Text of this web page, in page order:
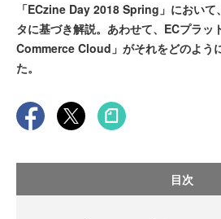
「ECzine Day 2018 Spring」におい
タに基づき解説。あわせて、ECプラ
Commerce Cloud」がそれをどのよう
た。
目次